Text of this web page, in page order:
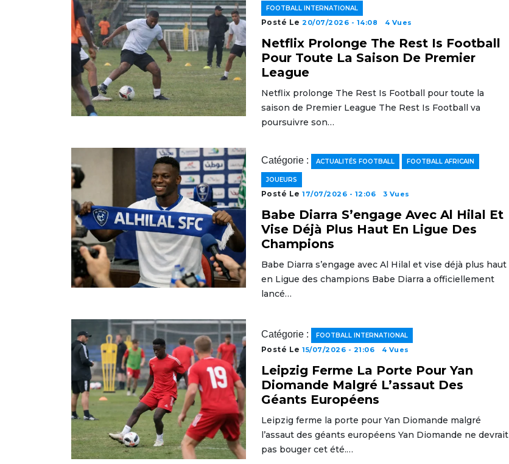
FOOTBALL INTERNATIONAL
Posté Le20/07/2026 - 14:08 4 Vues
Netflix Prolonge The Rest Is Football
Pour Toute La Saison De Premier
League
Netflix prolonge The Rest Is Football pour toute la
saison de Premier League The Rest Is Football va
poursuivre son…
Catégorie : ACTUALITÉS FOOTBALL FOOTBALL AFRICAIN
JOUEURS
Posté Le17/07/2026 - 12:06 3 Vues
Babe Diarra S’engage Avec Al Hilal Et
Vise Déjà Plus Haut En Ligue Des
Champions
Babe Diarra s’engage avec Al Hilal et vise déjà plus haut
en Ligue des champions Babe Diarra a officiellement
lancé…
Catégorie : FOOTBALL INTERNATIONAL
Posté Le15/07/2026 - 21:06 4 Vues
Leipzig Ferme La Porte Pour Yan
Diomande Malgré L’assaut Des
Géants Européens
Leipzig ferme la porte pour Yan Diomande malgré
l’assaut des géants européens Yan Diomande ne devrait
pas bouger cet été.…